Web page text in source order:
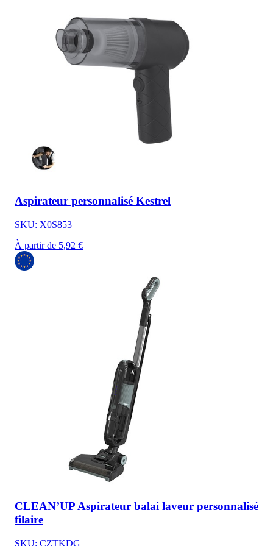
Aspirateur personnalisé Kestrel
SKU: X0S853
À partir de 5,92 €
CLEAN’UP Aspirateur balai laveur personnalisé
filaire
SKU: CZTKDG